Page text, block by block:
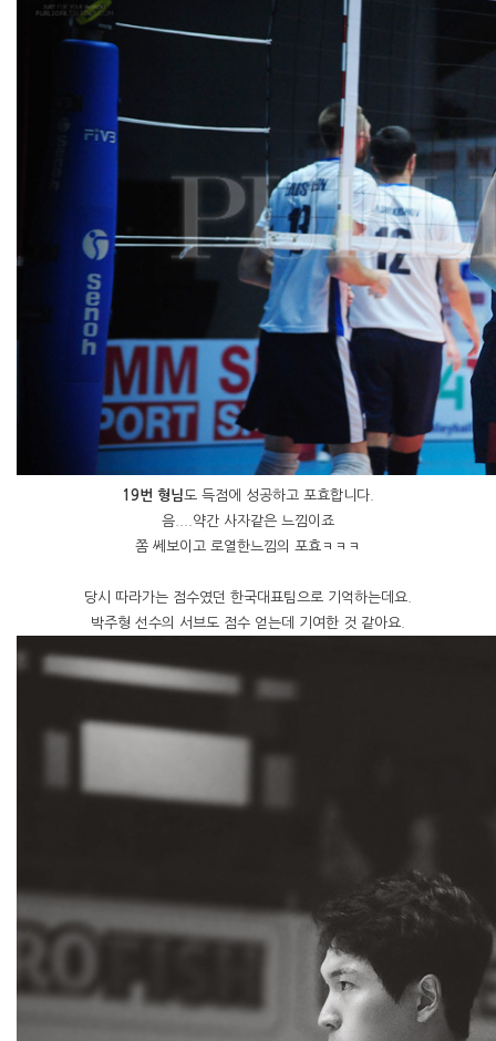
19번 형님도 득점에 성공하고 포효합니다.
음....약간 사자같은 느낌이죠
쫌 쎄보이고 로열한느낌의 포효ㅋㅋㅋ
당시 따라가는 점수였던 한국대표팀으로 기억하는데요.
박주형 선수의 서브도 점수 얻는데 기여한 것 같아요.